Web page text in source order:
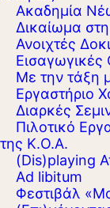
Ακαδημία
Δικαίωμα
Ανοιχτές
Εισαγωγικές
Με την τάξη
Εργαστήριo
Διαρκές
Πιλοτικό
της Κ.Ο.Α.
(Dis)playing
Ad libitum
Φεστιβάλ